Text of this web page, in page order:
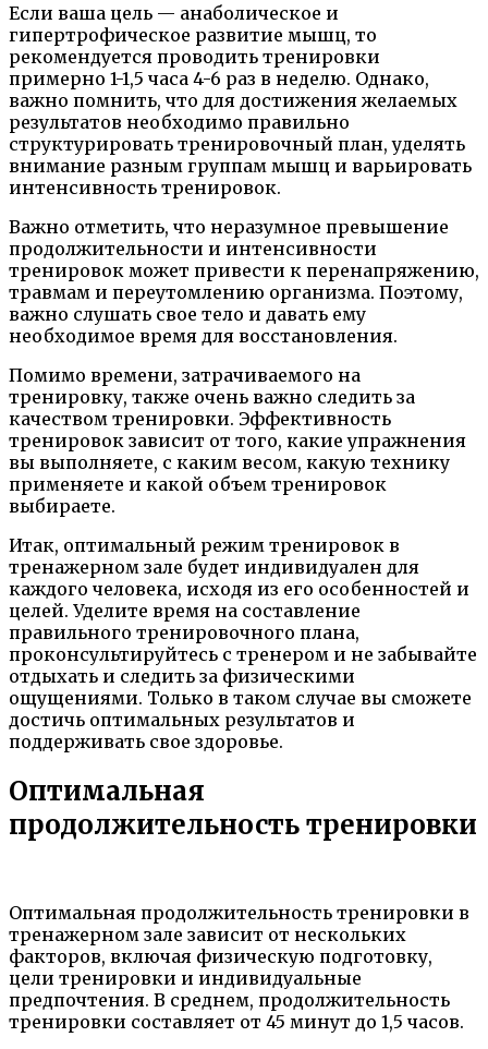
Если ваша цель — анаболическое и
гипертрофическое развитие мышц, то
рекомендуется проводить тренировки
примерно 1-1,5 часа 4-6 раз в неделю. Однако,
важно помнить, что для достижения желаемых
результатов необходимо правильно
структурировать тренировочный план, уделять
внимание разным группам мышц и варьировать
интенсивность тренировок.
Важно отметить, что неразумное превышение
продолжительности и интенсивности
тренировок может привести к перенапряжению,
травмам и переутомлению организма. Поэтому,
важно слушать свое тело и давать ему
необходимое время для восстановления.
Помимо времени, затрачиваемого на
тренировку, также очень важно следить за
качеством тренировки. Эффективность
тренировок зависит от того, какие упражнения
вы выполняете, с каким весом, какую технику
применяете и какой объем тренировок
выбираете.
Итак, оптимальный режим тренировок в
тренажерном зале будет индивидуален для
каждого человека, исходя из его особенностей и
целей. Уделите время на составление
правильного тренировочного плана,
проконсультируйтесь с тренером и не забывайте
отдыхать и следить за физическими
ощущениями. Только в таком случае вы сможете
достичь оптимальных результатов и
поддерживать свое здоровье.
Оптимальная
продолжительность тренировки
Оптимальная продолжительность тренировки в
тренажерном зале зависит от нескольких
факторов, включая физическую подготовку,
цели тренировки и индивидуальные
предпочтения. В среднем, продолжительность
тренировки составляет от 45 минут до 1,5 часов.